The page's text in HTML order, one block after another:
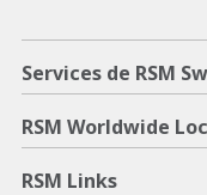
Services de RSM
RSM Worldwide
RSM Links